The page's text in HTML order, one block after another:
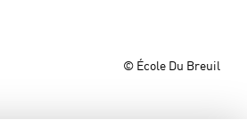
© École Du Breuil